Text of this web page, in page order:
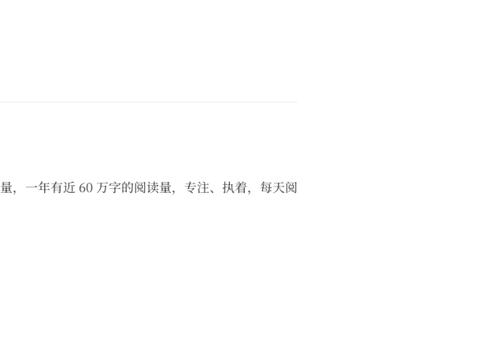
，一年有近 60 万字的阅读量，专注、执着，每天阅